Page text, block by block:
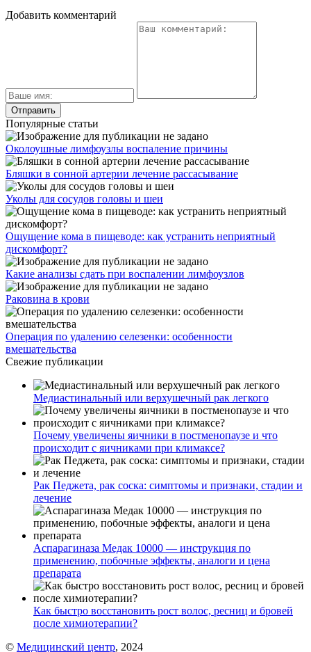
Добавить комментарий
Популярные статьи
Околоушные лимфоузлы воспаление причины
Бляшки в сонной артерии лечение рассасывание
Уколы для сосудов головы и шеи
Ощущение кома в пищеводе: как устранить неприятный
дискомфорт?
Какие анализы сдать при воспалении лимфоузлов
Раковина в крови
Операция по удалению селезенки: особенности
вмешательства
Свежие публикации
Медиастинальный или верхушечный рак легкого
Почему увеличены яичники в постменопаузе и что
происходит с яичниками при климаксе?
Рак Педжета, рак соска: симптомы и признаки, стадии и
лечение
Аспарагиназа Медак 10000 — инструкция по
применению, побочные эффекты, аналоги и цена
препарата
Как быстро восстановить рост волос, ресниц и бровей
после химиотерапии?
© Медицинский центр, 2024